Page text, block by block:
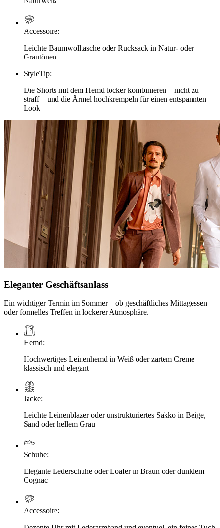
Accessoire:
Leichte Baumwolltasche oder Rucksack in Natur- oder
Grautönen
StyleTip:
Die Shorts mit dem Hemd locker kombinieren – nicht zu
straff – und die Ärmel hochkrempeln für einen entspannten
Look
Eleganter Geschäftsanlass
Ein wichtiger Termin im Sommer – ob geschäftliches Mittagessen
oder formelles Treffen in lockerer Atmosphäre.
Hemd:
Hochwertiges Leinenhemd in Weiß oder zartem Creme –
klassisch und elegant
Jacke:
Leichte Leinenblazer oder unstrukturiertes Sakko in Beige,
Sand oder hellem Grau
Schuhe:
Elegante Lederschuhe oder Loafer in Braun oder dunklem
Cognac
Accessoire: